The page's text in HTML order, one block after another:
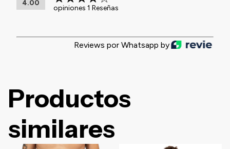
4.00
opiniones 1 Reseñas
Reviews por Whatsapp by
Productos
similares